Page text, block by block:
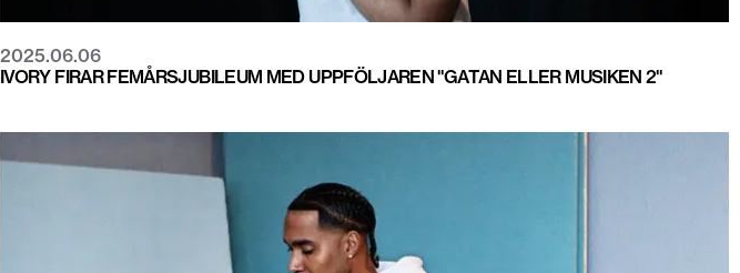
2025.06.06
IVORY FIRAR FEMÅRSJUBILEUM MED UPPFÖLJAREN "GATAN ELLER MUSIKEN 2"